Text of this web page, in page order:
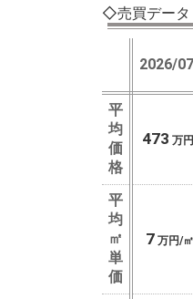
◇売買データ
2026/07
平
均
価
格
473 万円
平
均
㎡
単
価
7 万円/㎡